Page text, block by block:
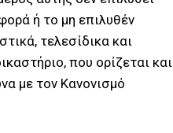
ή το μη επιλυθέν
τελεσίδικα και
που ορίζεται και
με τον Κανονισμό